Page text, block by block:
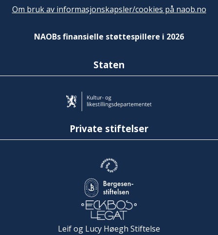
Om bruk av informasjonskapsler/cookies på naob.no
NAOBs finansielle støttespillere i 2026
Staten
Private stiftelser
Leif og Lucy Høegh Stiftelse